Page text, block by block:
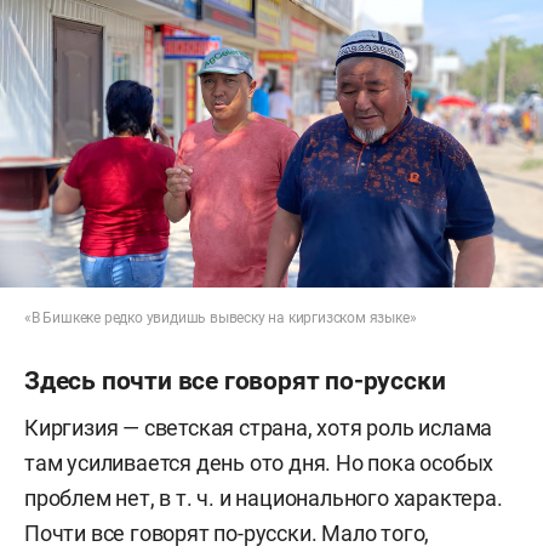
«В Бишкеке редко увидишь вывеску на киргизском языке»
Здесь почти все говорят по-русски
Киргизия — светская страна, хотя роль ислама
там усиливается день ото дня. Но пока особых
проблем нет, в т. ч. и национального характера.
Почти все говорят по-русски. Мало того,